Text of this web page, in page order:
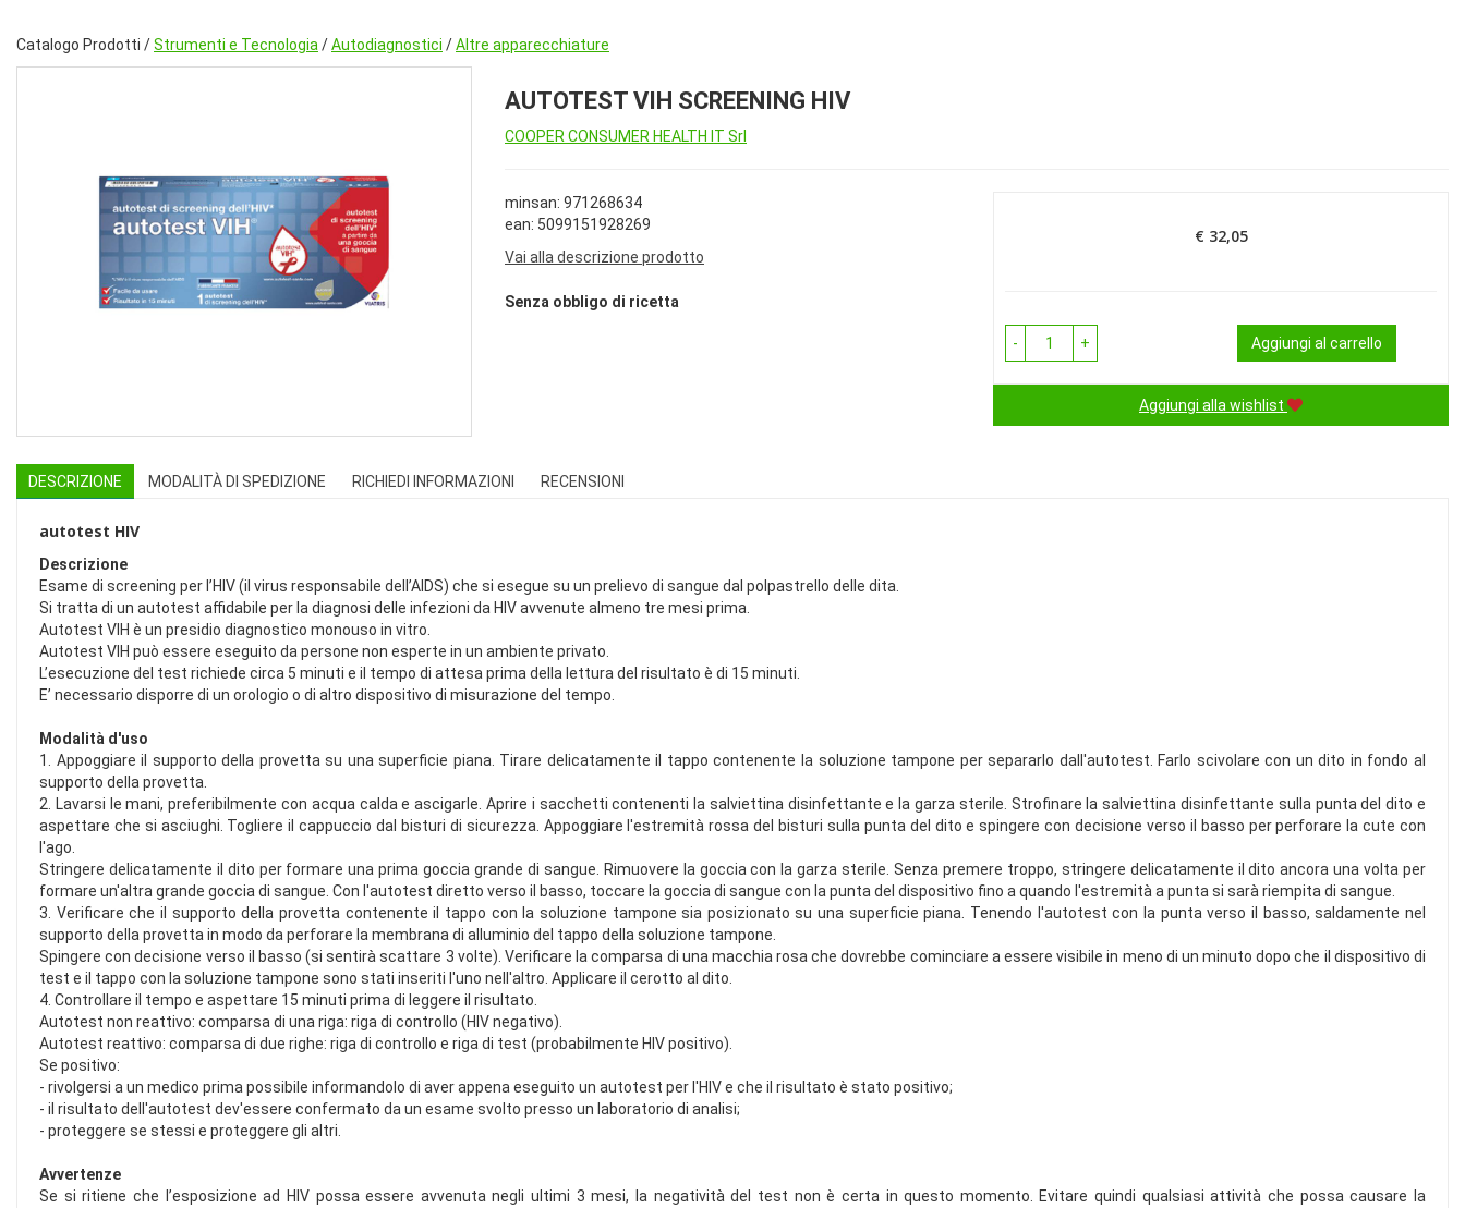
Catalogo Prodotti /Strumenti e Tecnologia /Autodiagnostici /Altre apparecchiature
AUTOTEST VIH SCREENING HIV
COOPER CONSUMER HEALTH IT Srl
minsan: 971268634
ean: 5099151928269
Vai alla descrizione prodotto
Senza obbligo di ricetta
Prezzo
€ 32,05
- + Aggiungi al carrello
Aggiungi alla wishlist
DESCRIZIONE MODALITÀ DI SPEDIZIONE RICHIEDI INFORMAZIONI RECENSIONI
autotest HIV
Descrizione
Esame di screening per l’HIV (il virus responsabile dell’AIDS) che si esegue su un prelievo di sangue dal polpastrello delle dita.
Si tratta di un autotest affidabile per la diagnosi delle infezioni da HIV avvenute almeno tre mesi prima.
Autotest VIH è un presidio diagnostico monouso in vitro.
Autotest VIH può essere eseguito da persone non esperte in un ambiente privato.
L’esecuzione del test richiede circa 5 minuti e il tempo di attesa prima della lettura del risultato è di 15 minuti.
E’ necessario disporre di un orologio o di altro dispositivo di misurazione del tempo.
Modalità d'uso
1. Appoggiare il supporto della provetta su una superficie piana. Tirare delicatamente il tappo contenente la soluzione tampone per separarlo dall'autotest. Farlo scivolare con un dito in fondo al
supporto della provetta.
2. Lavarsi le mani, preferibilmente con acqua calda e ascigarle. Aprire i sacchetti contenenti la salviettina disinfettante e la garza sterile. Strofinare la salviettina disinfettante sulla punta del dito e
aspettare che si asciughi. Togliere il cappuccio dal bisturi di sicurezza. Appoggiare l'estremità rossa del bisturi sulla punta del dito e spingere con decisione verso il basso per perforare la cute con
l'ago.
Stringere delicatamente il dito per formare una prima goccia grande di sangue. Rimuovere la goccia con la garza sterile. Senza premere troppo, stringere delicatamente il dito ancora una volta per
formare un'altra grande goccia di sangue. Con l'autotest diretto verso il basso, toccare la goccia di sangue con la punta del dispositivo fino a quando l'estremità a punta si sarà riempita di sangue.
3. Verificare che il supporto della provetta contenente il tappo con la soluzione tampone sia posizionato su una superficie piana. Tenendo l'autotest con la punta verso il basso, saldamente nel
supporto della provetta in modo da perforare la membrana di alluminio del tappo della soluzione tampone.
Spingere con decisione verso il basso (si sentirà scattare 3 volte). Verificare la comparsa di una macchia rosa che dovrebbe cominciare a essere visibile in meno di un minuto dopo che il dispositivo di
test e il tappo con la soluzione tampone sono stati inseriti l'uno nell'altro. Applicare il cerotto al dito.
4. Controllare il tempo e aspettare 15 minuti prima di leggere il risultato.
Autotest non reattivo: comparsa di una riga: riga di controllo (HIV negativo).
Autotest reattivo: comparsa di due righe: riga di controllo e riga di test (probabilmente HIV positivo).
Se positivo:
- rivolgersi a un medico prima possibile informandolo di aver appena eseguito un autotest per l'HIV e che il risultato è stato positivo;
- il risultato dell'autotest dev'essere confermato da un esame svolto presso un laboratorio di analisi;
- proteggere se stessi e proteggere gli altri.
Avvertenze
Se si ritiene che l’esposizione ad HIV possa essere avvenuta negli ultimi 3 mesi, la negatività del test non è certa in questo momento. Evitare quindi qualsiasi attività che possa causare la